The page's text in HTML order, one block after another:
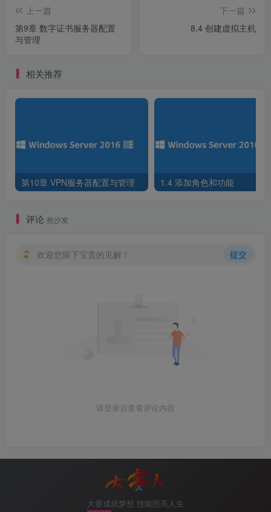
1）创建文件及文件夹
图8-27 新建ftp站点
上一篇
第9章 数字证书服务器配置
与管理
下一篇
8.4 创建虚拟主机
相关推荐
第10章 VPN服务器配置与管理 1.4 添加角色和功能
评论 抢沙发
欢迎您留下宝贵的见解！ 提交
请登录后查看评论内容
大赛成就梦想 技能照亮人生